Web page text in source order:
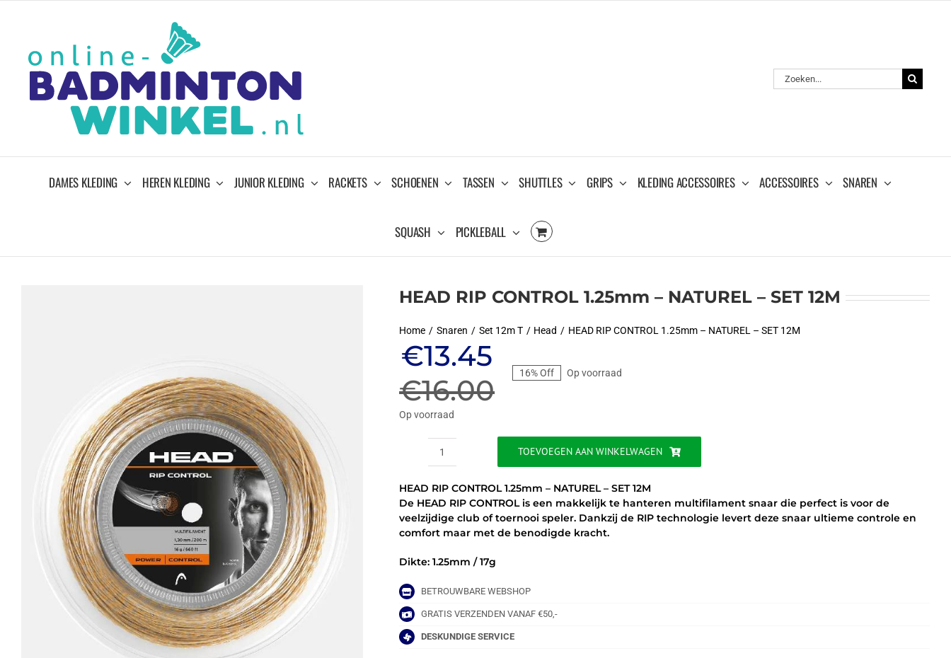
Zoeken
naar:
DAMES KLEDING HEREN KLEDING JUNIOR KLEDING RACKETS SCHOENEN TASSEN SHUTTLES GRIPS KLEDING ACCESSOIRES ACCESSOIRES SNAREN
SQUASH PICKLEBALL
HEAD RIP CONTROL 1.25mm – NATUREL – SET 12M
Home Snaren Set 12m T Head HEAD RIP CONTROL 1.25mm – NATUREL – SET 12M
€16.00
Oorspronkelijke
prijs
was:
€16.00.
€13.45
Huidige
prijs
is:
€13.45.
16% Off Op voorraad
Op voorraad
HEAD
CONTROL
1.25mm
-
NATUREL
SET
aantal
TOEVOEGEN AAN WINKELWAGEN
HEAD RIP CONTROL 1.25mm – NATUREL – SET 12M
De HEAD RIP CONTROL is een makkelijk te hanteren multifilament snaar die perfect is voor de
veelzijdige club of toernooi speler. Dankzij de RIP technologie levert deze snaar ultieme controle en
comfort maar met de benodigde kracht.
Dikte: 1.25mm / 17g
BETROUWBARE WEBSHOP
GRATIS VERZENDEN VANAF €50,-
DESKUNDIGE SERVICE